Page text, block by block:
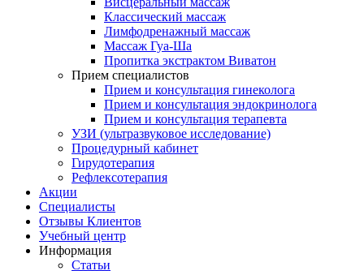
Классический массаж
Лимфодренажный массаж
Массаж Гуа-Ша
Пропитка экстрактом Виватон
Прием специалистов
Прием и консультация гинеколога
Прием и консультация эндокринолога
Прием и консультация терапевта
УЗИ (ультразвуковое исследование)
Процедурный кабинет
Гирудотерапия
Рефлексотерапия
Акции
Специалисты
Отзывы Клиентов
Учебный центр
Информация
Статьи